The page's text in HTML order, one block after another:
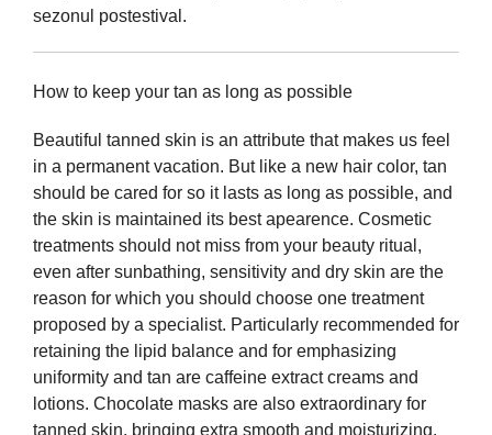
sezonul postestival.
How to keep your tan as long as possible
Beautiful tanned skin is an attribute that makes us feel
in a permanent vacation. But like a new hair color, tan
should be cared for so it lasts as long as possible, and
the skin is maintained its best apearence. Cosmetic
treatments should not miss from your beauty ritual,
even after sunbathing, sensitivity and dry skin are the
reason for which you should choose one treatment
proposed by a specialist. Particularly recommended for
retaining the lipid balance and for emphasizing
uniformity and tan are caffeine extract creams and
lotions. Chocolate masks are also extraordinary for
tanned skin, bringing extra smooth and moisturizing,